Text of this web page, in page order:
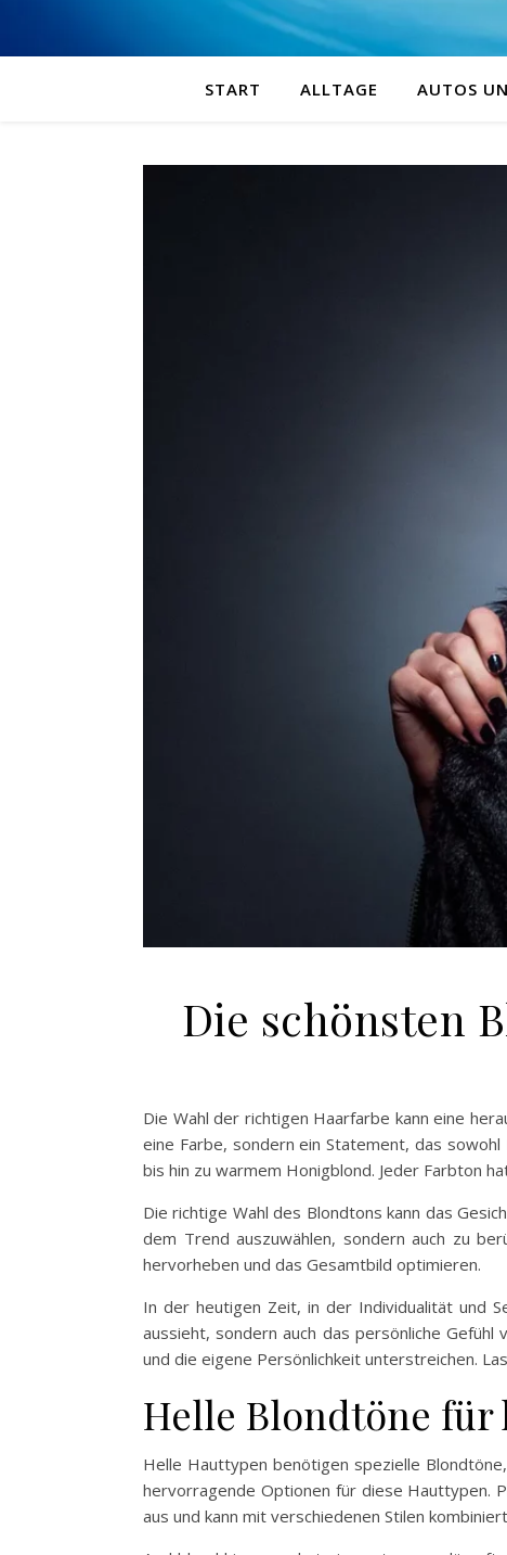
START ALLTAGE AUTOS
Die schönsten
Die Wahl der richtigen Haarfarbe kann eine
eine Farbe, sondern ein Statement, das
bis hin zu warmem Honigblond. Jeder Farbton
Die richtige Wahl des Blondtons kann das
dem Trend auszuwählen, sondern auch zu
hervorheben und das Gesamtbild optimieren.
In der heutigen Zeit, in der Individualität und
aussieht, sondern auch das persönliche
und die eigene Persönlichkeit unterstreichen.
Helle Blondtöne für
Helle Hauttypen benötigen spezielle
hervorragende Optionen für diese Hauttypen.
aus und kann mit verschiedenen Stilen